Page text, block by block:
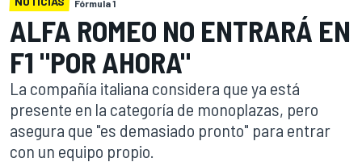
Fórmula 1
ALFA ROMEO NO ENTRARÁ EN
F1 "POR AHORA"
La compañía italiana considera que ya está
presente en la categoría de monoplazas, pero
asegura que "es demasiado pronto" para entrar
con un equipo propio.